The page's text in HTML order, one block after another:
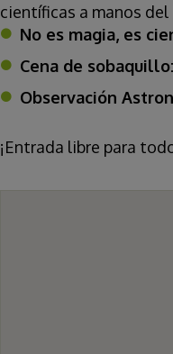
científicas a manos del
No es magia, es
Cena de sobaquillo:
Observación
¡Entrada libre para